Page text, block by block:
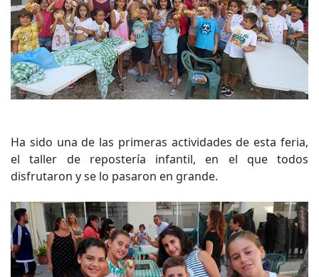
Ha sido una de las primeras actividades de esta feria,
el taller de repostería infantil, en el que todos
disfrutaron y se lo pasaron en grande.